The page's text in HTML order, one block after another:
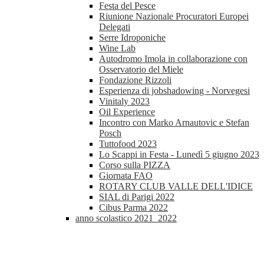
Festa del Pesce
Riunione Nazionale Procuratori Europei
Delegati
Serre Idroponiche
Wine Lab
Autodromo Imola in collaborazione con
Osservatorio del Miele
Fondazione Rizzoli
Esperienza di jobshadowing - Norvegesi
Vinitaly 2023
Oil Experience
Incontro con Marko Arnautovic e Stefan
Posch
Tuttofood 2023
Lo Scappi in Festa - Lunedì 5 giugno 2023
Corso sulla PIZZA
Giornata FAO
ROTARY CLUB VALLE DELL'IDICE
SIAL di Parigi 2022
Cibus Parma 2022
anno scolastico 2021_2022